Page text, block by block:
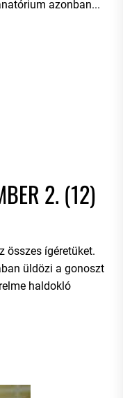
azonban...
2. (12)
összes ígéretüket.
üldözi a gonoszt
haldokló